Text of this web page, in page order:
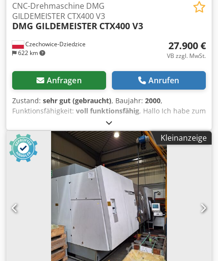
Czechowice-Dziedzice
622 km
CNC-Drehmaschine DMG
GILDEMEISTER CTX400 V3
DMG GILDEMEISTER CTX400 V3
27.900 €
VB zzgl. MwSt.
Anfragen Anrufen
Zustand: sehr gut (gebraucht), Baujahr: 2000,
Funktionsfähigkeit: voll funktionsfähig, Hallo Ich habe zum
Verkauf eine renommierte Marke CNC-DREHMASCHINE
GILDEMEISTER CTX 400 V3 mit angetriebenen Werkzeugen
und C-Achse. _ Typ: CNC-Drehmaschine Hersteller:
GILDEMEISTER Modell: CTX 400 V3 Steuerung: HEIDENHAIN
3190 + TURN PLUS Overlay Produktionsland: Deutschland
Baujahr 2000 _ Maschinenparameter: - Kopf: 12 -
Werkzeuge für VDI 30 Halter (jede zweite Nuss
angetrieben) Dodpotpuh Aofx Adteck - max. Drehzahl
5000/min. - max. Drehlänge in der Z-Achse: 640 mm - max.
Drehdurchmesser in der X-Achse: 290 mm - C-Achse -
angetriebene Werkzeuge - BERG KH 200 Spindelhalter -
max. Wellendurchmesser Fi-65 mm - Fertigteilsammler -
Kühlsystem - hydraulischer Reitstock - Späneförderer -
Spindelantriebsleistung: 21 KW - DTR - Maschinengewicht:
Kleinanzeige